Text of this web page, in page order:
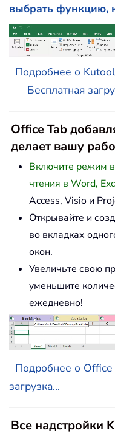
выбрать функцию,
Подробнее о
Бесплатная
Office Tab
делает вашу
Включите режим
чтения в Word,
Access, Visio и
Открывайте и
во вкладках
окон.
Увеличьте свою
уменьшите
ежедневно!
Подробнее о Office
загрузка...
Все надстройки